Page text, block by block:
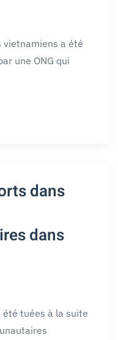
vietnamiens a été
une ONG qui
dans
dans
tuées à la suite